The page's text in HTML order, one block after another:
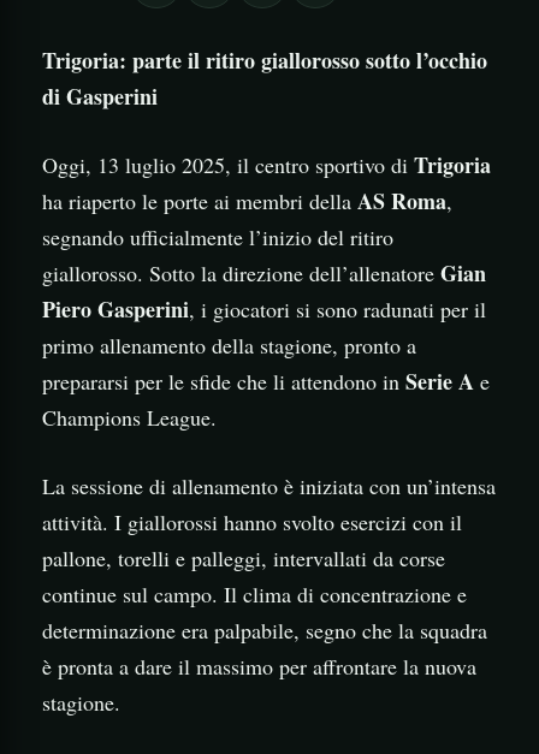
Trigoria: parte il ritiro giallorosso sotto l’occhio
di Gasperini
Oggi, 13 luglio 2025, il centro sportivo di Trigoria
ha riaperto le porte ai membri della AS Roma,
segnando ufficialmente l’inizio del ritiro
giallorosso. Sotto la direzione dell’allenatore Gian
Piero Gasperini, i giocatori si sono radunati per il
primo allenamento della stagione, pronto a
prepararsi per le sfide che li attendono in Serie A e
Champions League.
La sessione di allenamento è iniziata con un’intensa
attività. I giallorossi hanno svolto esercizi con il
pallone, torelli e palleggi, intervallati da corse
continue sul campo. Il clima di concentrazione e
determinazione era palpabile, segno che la squadra
è pronta a dare il massimo per affrontare la nuova
stagione.